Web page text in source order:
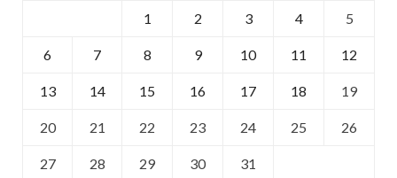
1 2 3 4 5
6 7 8 9 10 11 12
13 14 15 16 17 18 19
20 21 22 23 24 25 26
27 28 29 30 31